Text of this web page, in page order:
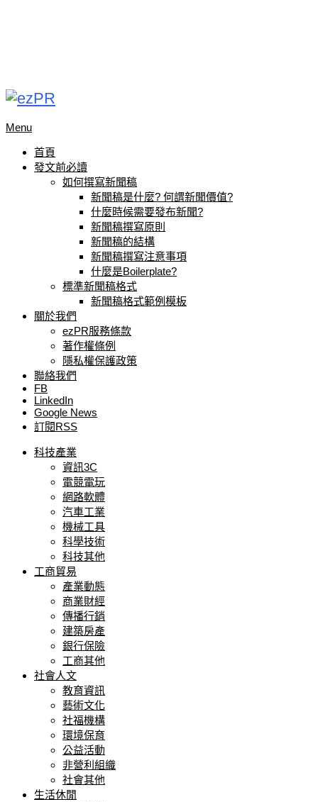
Menu
首頁
發文前必讀
如何撰寫新聞稿
新聞稿是什麼? 何謂新聞價值?
什麼時候需要發布新聞?
新聞稿撰寫原則
新聞稿的結構
新聞稿撰寫注意事項
什麼是Boilerplate?
標準新聞稿格式
新聞稿格式範例模板
關於我們
ezPR服務條款
著作權條例
隱私權保護政策
聯絡我們
FB
LinkedIn
Google News
訂閱RSS
科技產業
資訊3C
電競電玩
網路軟體
汽車工業
機械工具
科學技術
科技其他
工商貿易
產業動態
商業財經
傳播行銷
建築房產
銀行保險
工商其他
社會人文
教育資訊
藝術文化
社福機構
環境保育
公益活動
非營利組織
社會其他
生活休閒